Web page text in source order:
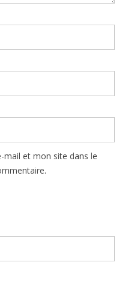
et mon site dans le